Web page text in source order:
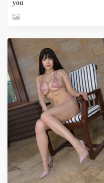
you